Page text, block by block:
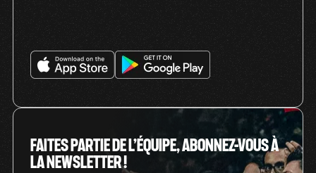
FAITES PARTIE DE L’ÉQUIPE, ABONNEZ-VOUS À
LA NEWSLETTER !